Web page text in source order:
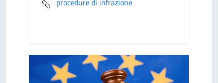
procedure di infrazione